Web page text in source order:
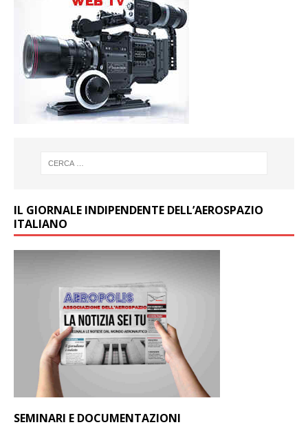
IL GIORNALE INDIPENDENTE DELL’AEROSPAZIO
ITALIANO
SEMINARI E DOCUMENTAZIONI